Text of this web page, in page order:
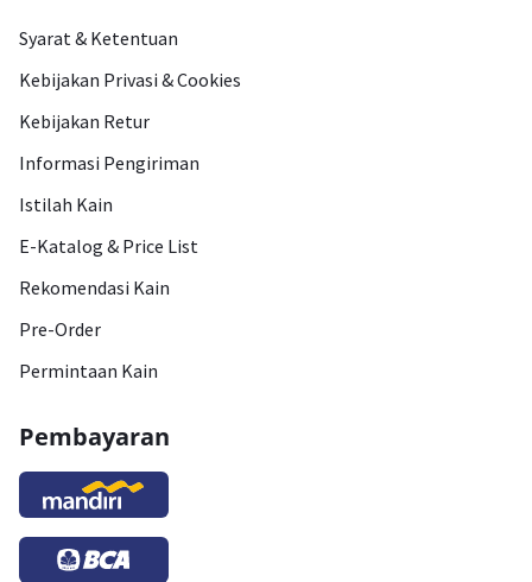
Syarat & Ketentuan
Kebijakan Privasi & Cookies
Kebijakan Retur
Informasi Pengiriman
Istilah Kain
E-Katalog & Price List
Rekomendasi Kain
Pre-Order
Permintaan Kain
Pembayaran